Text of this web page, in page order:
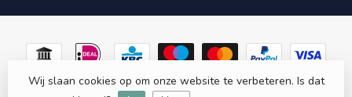
© Copyright 2026 Sanitas Verde- Powered byLightspeed -
Wij slaan cookies op om onze website te verbeteren. Is dat